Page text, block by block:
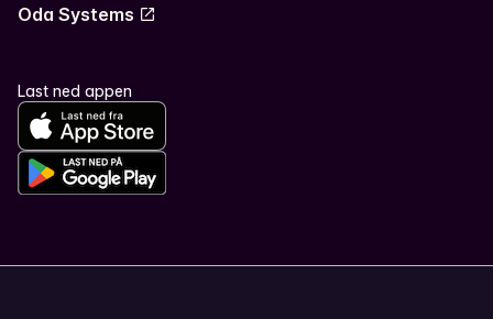
Oda Systems
Last ned appen